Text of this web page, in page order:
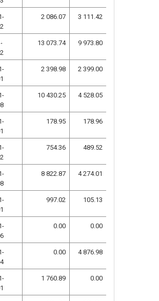
2 086.07 3 111.42
13 073.74 9 973.80
2 398.98 2 399.00
10 430.25 4 528.05
178.95 178.96
754.36 489.52
8 822.87 4 274.01
997.02 105.13
0.00 0.00
0.00 4 876.98
1 760.89 0.00